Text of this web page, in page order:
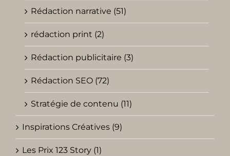
Rédaction narrative (51)
rédaction print (2)
Rédaction publicitaire (3)
Rédaction SEO (72)
Stratégie de contenu (11)
Inspirations Créatives (9)
Les Prix 123 Story (1)